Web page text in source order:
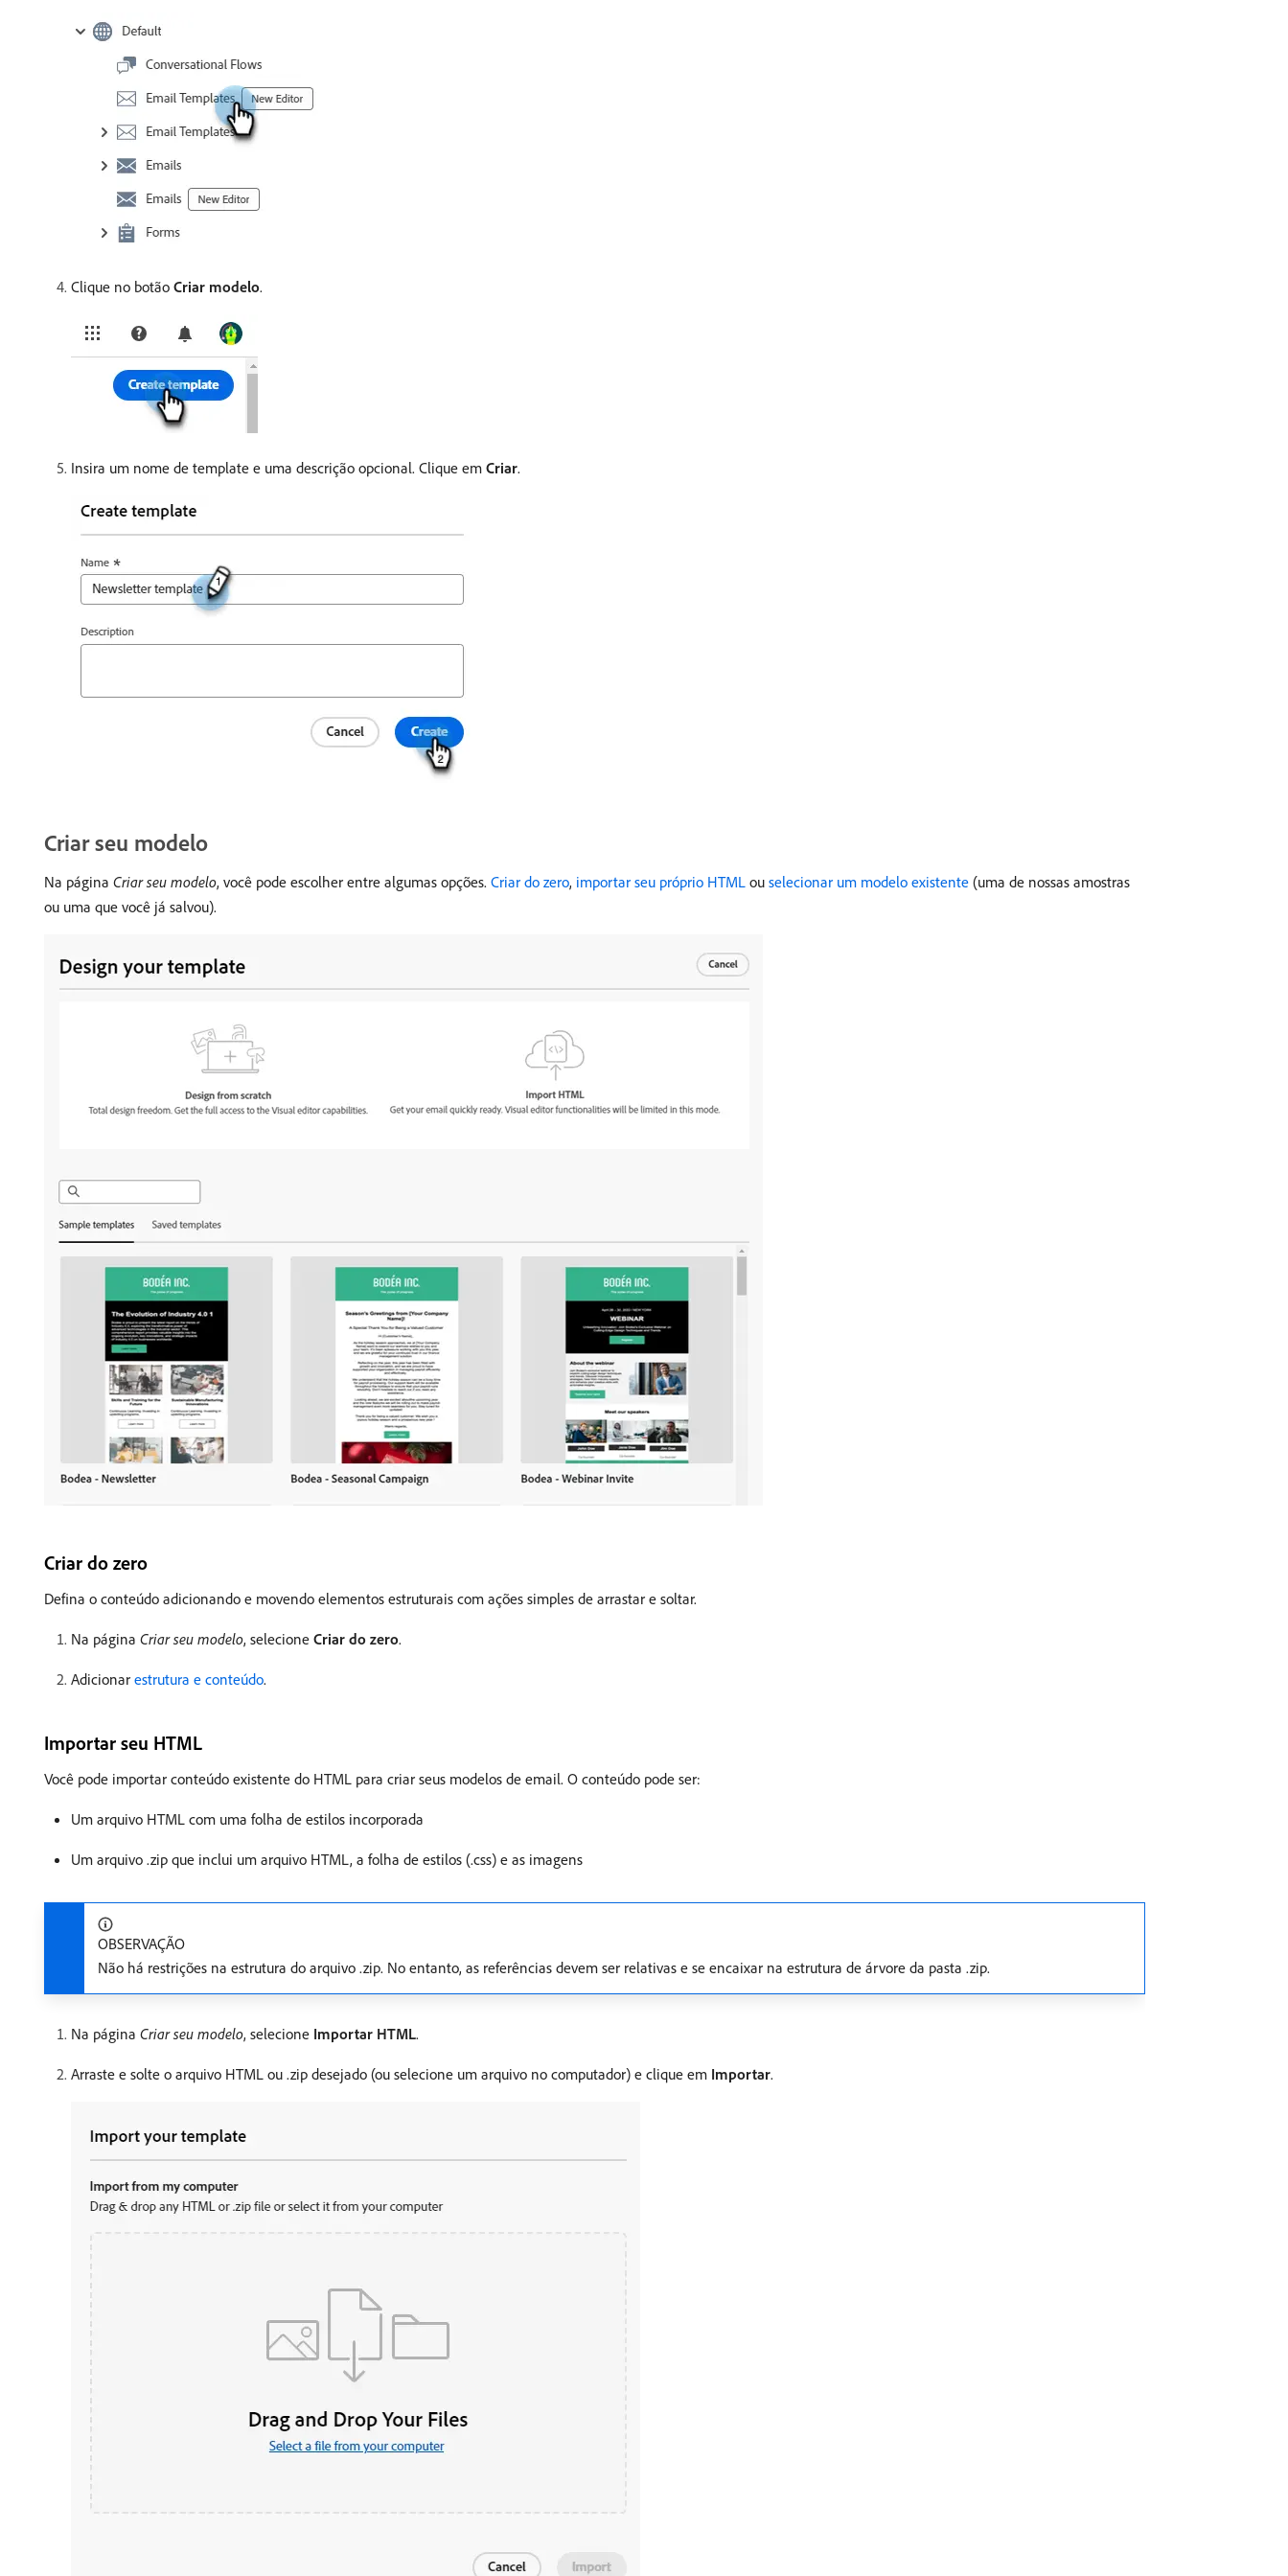
Clique no botão Criar modelo.
Insira um nome de template e uma descrição opcional. Clique em Criar.
Criar seu modelo
Na página Criar seu modelo, você pode escolher entre algumas opções. Criar do zero, importar seu próprio HTML ou selecionar um modelo existente (uma de nossas amostras
ou uma que você já salvou).
Criar do zero
Defina o conteúdo adicionando e movendo elementos estruturais com ações simples de arrastar e soltar.
Na página Criar seu modelo, selecione Criar do zero.
Adicionar estrutura e conteúdo.
Importar seu HTML
Você pode importar conteúdo existente do HTML para criar seus modelos de email. O conteúdo pode ser:
Um arquivo HTML com uma folha de estilos incorporada
Um arquivo .zip que inclui um arquivo HTML, a folha de estilos (.css) e as imagens
OBSERVAÇÃO
Não há restrições na estrutura do arquivo .zip. No entanto, as referências devem ser relativas e se encaixar na estrutura de árvore da pasta .zip.
Na página Criar seu modelo, selecione Importar HTML.
Arraste e solte o arquivo HTML ou .zip desejado (ou selecione um arquivo no computador) e clique em Importar.